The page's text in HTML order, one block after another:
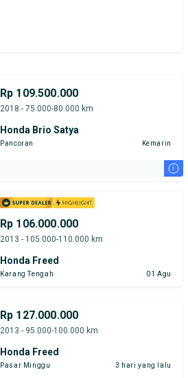
Rp 109.500.000
2018 - 75.000-80.000 km
Honda Brio Satya
Pancoran Kemarin
i
Rp 106.000.000
2013 - 105.000-110.000 km
Honda Freed
Karang Tengah 01 Agu
Rp 127.000.000
2013 - 95.000-100.000 km
Honda Freed
Pasar Minggu 3 hari yang lalu